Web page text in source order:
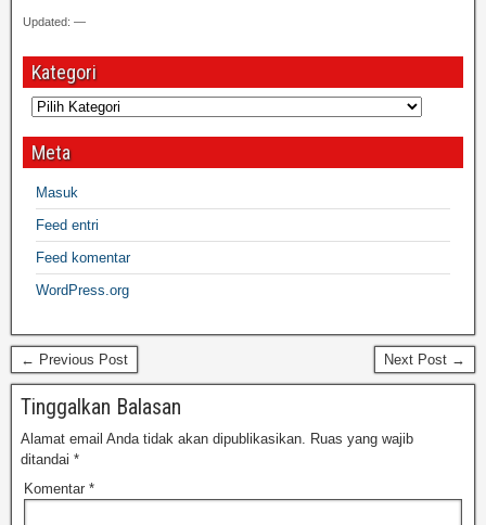
Updated: —
Kategori
Meta
Masuk
Feed entri
Feed komentar
WordPress.org
← Previous Post Next Post →
Tinggalkan Balasan
Alamat email Anda tidak akan dipublikasikan. Ruas yang wajib
ditandai *
Komentar *